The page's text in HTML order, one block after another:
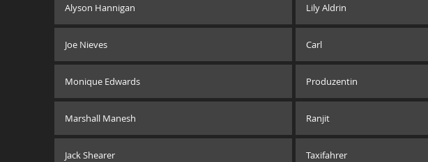
Alyson Hannigan Lily Aldrin
Joe Nieves Carl
Monique Edwards Produzentin
Marshall Manesh Ranjit
Jack Shearer Taxifahrer